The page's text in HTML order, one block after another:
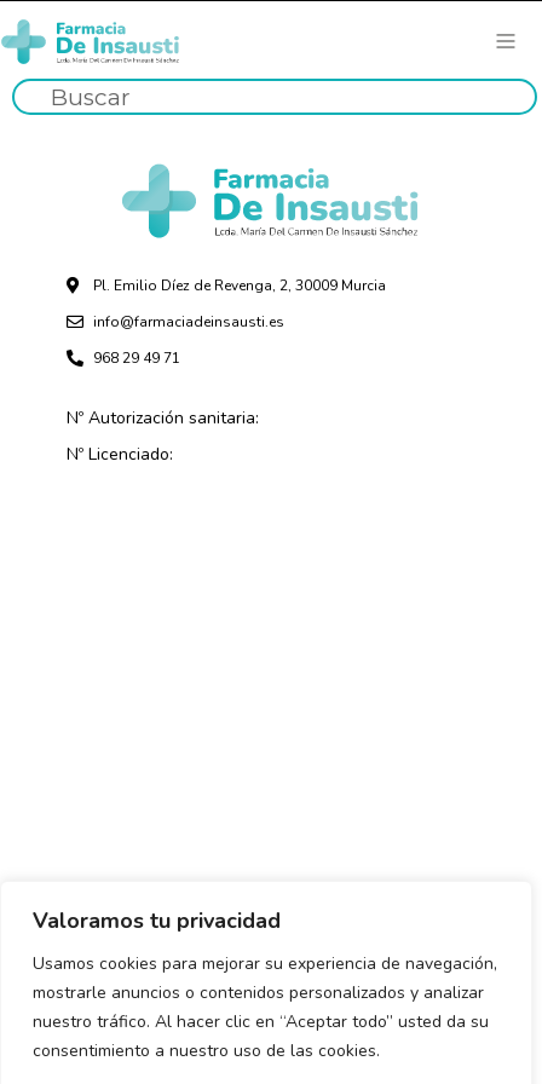
Valoramos tu privacidad
Usamos cookies para mejorar su experiencia de navegación,
mostrarle anuncios o contenidos personalizados y analizar
nuestro tráfico. Al hacer clic en “Aceptar todo” usted da su
consentimiento a nuestro uso de las cookies.
Pl. Emilio Díez de Revenga, 2, 30009 Murcia
info@farmaciadeinsausti.es
968 29 49 71
Nº Autorización sanitaria:
Nº Licenciado:
Política de envío y devoluciones Política de privacidad
Uso de cookies Aviso legal Términos y condiciones